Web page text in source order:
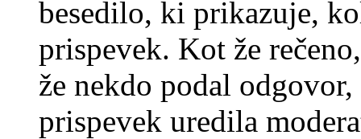
besedilo, ki prikazuje,
prispevek. Kot že
že nekdo podal
prispevek uredila